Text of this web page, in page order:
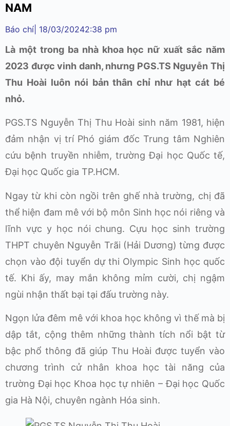
NAM
Báo chí 18/03/20242:38 pm
Là một trong ba nhà khoa học nữ xuất sắc năm
2023 được vinh danh, nhưng PGS.TS Nguyễn Thị
Thu Hoài luôn nói bản thân chỉ như hạt cát bé
nhỏ.
PGS.TS Nguyễn Thị Thu Hoài sinh năm 1981, hiện
đảm nhận vị trí Phó giám đốc Trung tâm Nghiên
cứu bệnh truyền nhiễm, trường Đại học Quốc tế,
Đại học Quốc gia TP.HCM.
Ngay từ khi còn ngồi trên ghế nhà trường, chị đã
thể hiện đam mê với bộ môn Sinh học nói riêng và
lĩnh vực y học nói chung. Cựu học sinh trường
THPT chuyên Nguyễn Trãi (Hải Dương) từng được
chọn vào đội tuyển dự thi Olympic Sinh học quốc
tế. Khi ấy, may mắn không mỉm cười, chị ngậm
ngùi nhận thất bại tại đấu trường này.
Ngọn lửa đêm mê với khoa học không vì thế mà bị
dập tắt, cộng thêm những thành tích nổi bật từ
bậc phổ thông đã giúp Thu Hoài được tuyển vào
chương trình cử nhân khoa học tài năng của
trường Đại học Khoa học tự nhiên – Đại học Quốc
gia Hà Nội, chuyên ngành Hóa sinh.